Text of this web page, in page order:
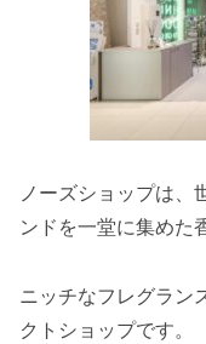
ノーズショップは、
ンドを一堂に集めた
ニッチなフレグラン
クトショップです。